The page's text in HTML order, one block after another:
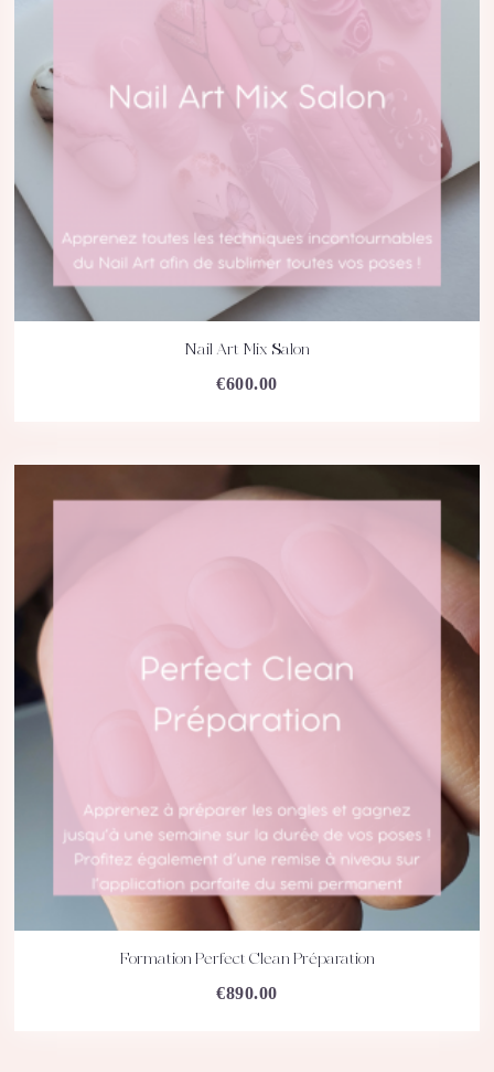
Nail Art Mix Salon
€600.00
ACHETEZ DÉTAILS
Formation Perfect Clean Préparation
€890.00